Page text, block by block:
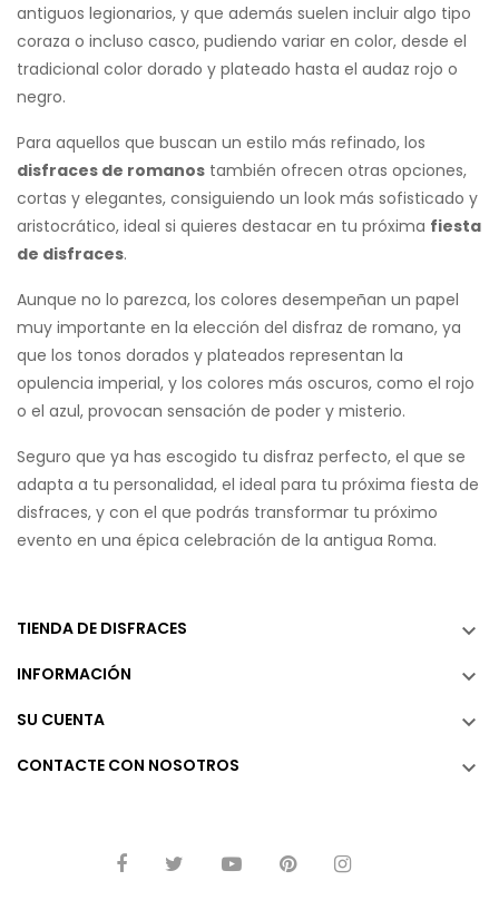
antiguos legionarios, y que además suelen incluir algo tipo
coraza o incluso casco, pudiendo variar en color, desde el
tradicional color dorado y plateado hasta el audaz rojo o
negro.
Para aquellos que buscan un estilo más refinado, los
disfraces de romanos también ofrecen otras opciones,
cortas y elegantes, consiguiendo un look más sofisticado y
aristocrático, ideal si quieres destacar en tu próxima fiesta
de disfraces.
Aunque no lo parezca, los colores desempeñan un papel
muy importante en la elección del disfraz de romano, ya
que los tonos dorados y plateados representan la
opulencia imperial, y los colores más oscuros, como el rojo
o el azul, provocan sensación de poder y misterio.
Seguro que ya has escogido tu disfraz perfecto, el que se
adapta a tu personalidad, el ideal para tu próxima fiesta de
disfraces, y con el que podrás transformar tu próximo
evento en una épica celebración de la antigua Roma.
TIENDA DE DISFRACES 
INFORMACIÓN 
SU CUENTA 
CONTACTE CON NOSOTROS 